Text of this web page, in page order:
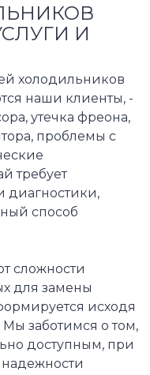
И
холодильников
наши клиенты, -
утечка фреона,
проблемы с
требует
диагностики,
способ
сложности
для замены
исходя
Мы заботимся о том,
доступным, при
надежности